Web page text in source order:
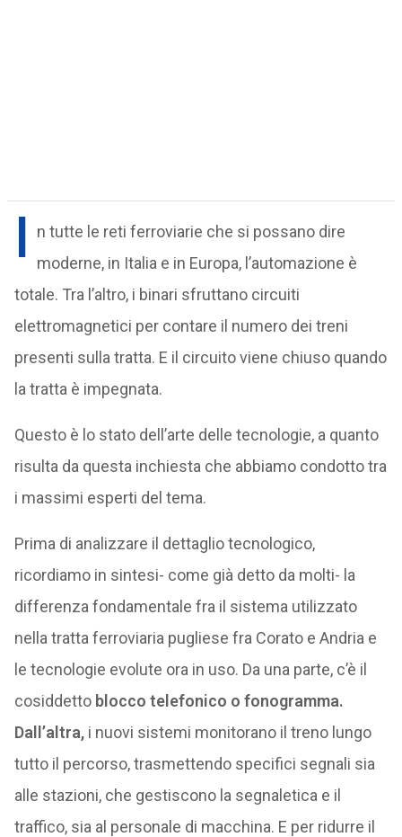
I
n tutte le reti ferroviarie che si possano dire
moderne, in Italia e in Europa, l’automazione è
totale. Tra l’altro, i binari sfruttano circuiti
elettromagnetici per contare il numero dei treni
presenti sulla tratta. E il circuito viene chiuso quando
la tratta è impegnata.
Questo è lo stato dell’arte delle tecnologie, a quanto
risulta da questa inchiesta che abbiamo condotto tra
i massimi esperti del tema.
Prima di analizzare il dettaglio tecnologico,
ricordiamo in sintesi- come già detto da molti- la
differenza fondamentale fra il sistema utilizzato
nella tratta ferroviaria pugliese fra Corato e Andria e
le tecnologie evolute ora in uso. Da una parte, c’è il
cosiddetto blocco telefonico o fonogramma.
Dall’altra,i nuovi sistemi monitorano il treno lungo
tutto il percorso, trasmettendo specifici segnali sia
alle stazioni, che gestiscono la segnaletica e il
traffico, sia al personale di macchina. E per ridurre il